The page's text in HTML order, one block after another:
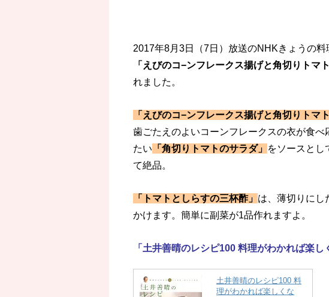
2017年8月3日（7日）放送のNHKきょうの
「えびのコ−ンフレークス揚げと角切りトマ
れました。
「えびのコ−ンフレークス揚げと角切りトマ
歯ごたえのよいコーンフレークスの衣が食
たい 「角切り トマトのサラダ」 をソースとし
て絶品。
「トマトとしらすの三杯酢」 は、薄切りにし
かけます。簡単に副菜が1品作れますよ。
「土井善晴のレシピ100 料理がわかれば楽し
土井善晴のレシピ100 料
理がわかれば楽しくな